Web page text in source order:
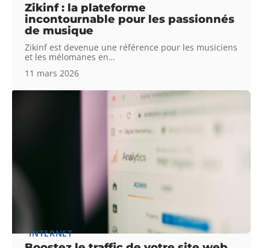
Zikinf : la plateforme
incontournable pour les passionnés
de musique
Zikinf est devenue une référence pour les musiciens
et les mélomanes en…
11 mars 2026
INTERNET